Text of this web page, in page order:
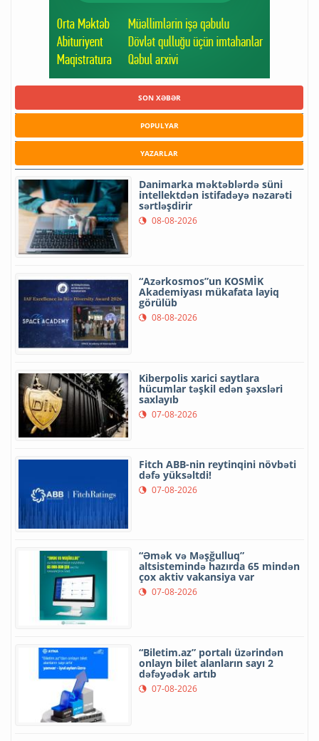
SON XƏBƏR
POPULYAR
YAZARLAR
Danimarka məktəblərdə süni
intellektdən istifadəyə nəzarəti
sərtləşdirir
08-08-2026
“Azərkosmos”un KOSMİK
Akademiyası mükafata layiq
görülüb
08-08-2026
Kiberpolis xarici saytlara
hücumlar təşkil edən şəxsləri
saxlayıb
07-08-2026
Fitch ABB-nin reytinqini növbəti
dəfə yüksəltdi!
07-08-2026
“Əmək və Məşğulluq”
altsistemində hazırda 65 mindən
çox aktiv vakansiya var
07-08-2026
“Biletim.az” portalı üzərindən
onlayn bilet alanların sayı 2
dəfəyədək artıb
07-08-2026